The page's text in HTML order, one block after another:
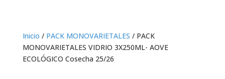
Inicio / PACK MONOVARIETALES / PACK
MONOVARIETALES VIDRIO 3X250ML- AOVE
ECOLÓGICO Cosecha 25/26